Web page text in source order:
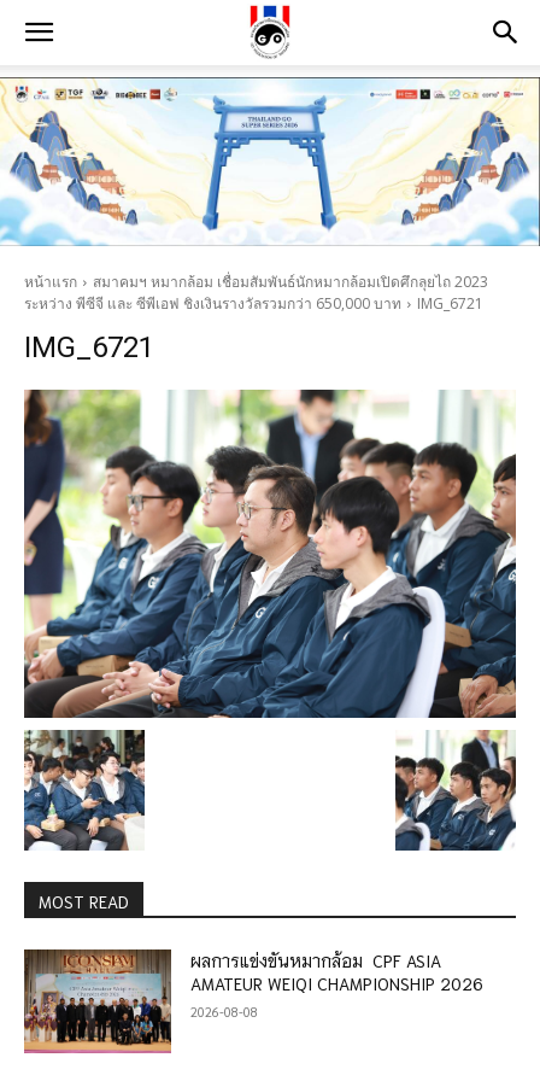
หน้าแรก
สมาคมฯ หมากล้อม เชื่อมสัมพันธ์นักหมากล้อมเปิดศึกลุยไถ 2023
ระหว่าง พีซีจี และ ซีพีเอฟ ชิงเงินรางวัลรวมกว่า 650,000 บาท
IMG_6721
IMG_6721
MOST READ
ผลการแข่งขันหมากล้อม CPF ASIA
AMATEUR WEIQI CHAMPIONSHIP 2026
2026-08-08